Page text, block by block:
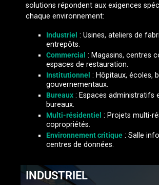
solutions répondent aux exigences
chaque environnement:
Industriel : Usines, ateliers de
entrepôts.
Commercial : Magasins, centres
espaces de restauration.
Institutionnel : Hôpitaux, écoles,
gouvernementaux.
Bureaux : Espaces administratifs
bureaux.
Multi-résidentiel : Projets multi-
copropriétés.
Environnement critique : Salle
centres de données.
INDUSTRIEL